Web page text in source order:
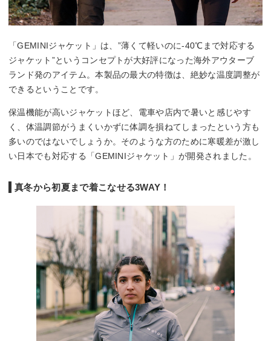
「GEMINIジャケット」は、”薄くて軽いのに-40℃まで対応する
ジャケット”というコンセプトが大好評になった海外アウターブ
ランド発のアイテム。本製品の最大の特徴は、絶妙な温度調整が
できるということです。
保温機能が高いジャケットほど、電車や店内で暑いと感じやす
く、体温調節がうまくいかずに体調を損ねてしまったという方も
多いのではないでしょうか。そのような方のために寒暖差が激し
い日本でも対応する「GEMINIジャケット」が開発されました。
真冬から初夏まで着こなせる3WAY！